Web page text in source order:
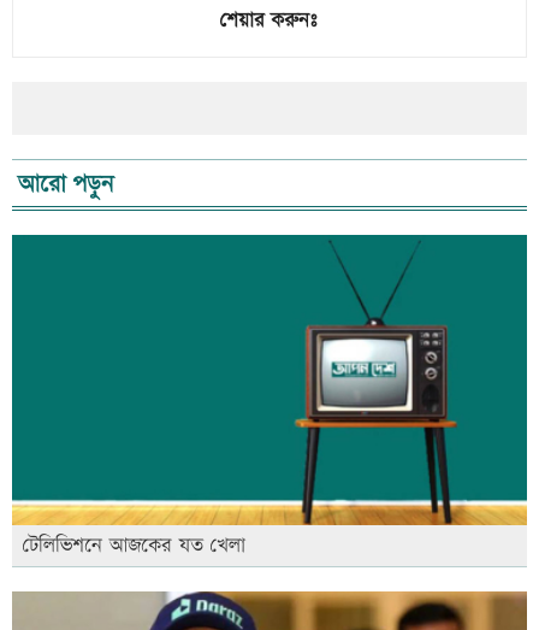
শেয়ার করুনঃ
আরো পড়ুন
টেলিভিশনে আজকের যত খেলা